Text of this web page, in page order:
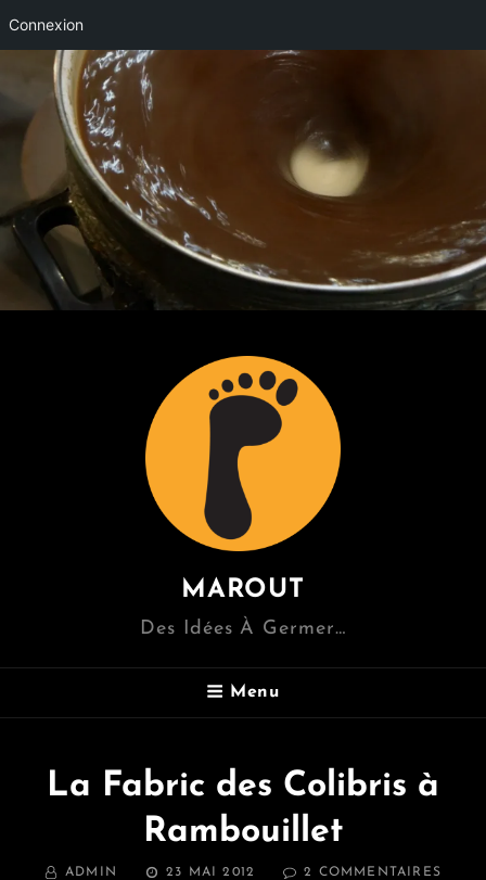
Connexion
MAROUT
Des Idées À Germer…
Menu
La Fabric des Colibris à
Rambouillet
BY ADMIN
POSTED
23 MAI 2012 2 COMMENTAIRES